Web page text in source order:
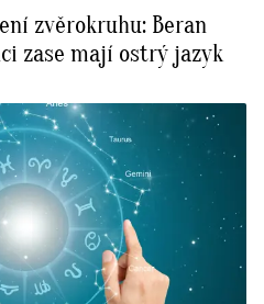
zvěrokruhu: Beran
zase mají ostrý jazyk